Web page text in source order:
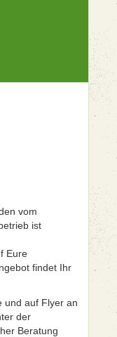
vom
ist
Eure
findet Ihr
und auf Flyer an
der
Beratung